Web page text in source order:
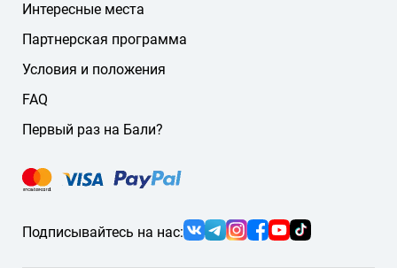
Подписывайтесь на нас:
Интересные места
Партнерская программа
Условия и положения
FAQ
Первый раз на Бали?